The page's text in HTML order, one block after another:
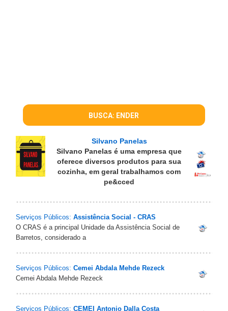
BUSCA: ENDER
Silvano Panelas
Silvano Panelas é uma empresa que
oferece diversos produtos para sua
cozinha, em geral trabalhamos com
pe&cced
Serviços Públicos: Assistência Social - CRAS
O CRAS é a principal Unidade da Assistência Social de
Barretos, considerado a
Serviços Públicos: Cemei Abdala Mehde Rezeck
Cemei Abdala Mehde Rezeck
Serviços Públicos: CEMEI Antonio Dalla Costa